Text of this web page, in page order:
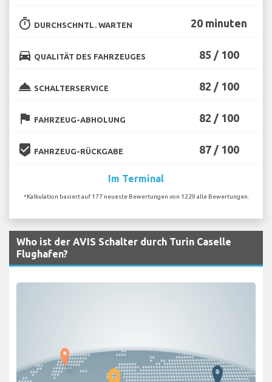
timer DURCHSCHNTL. WARTEN 20 minuten
directions_car QUALITÄT DES FAHRZEUGES 85 / 100
room_service SCHALTERSERVICE 82 / 100
flag FAHRZEUG-ABHOLUNG 82 / 100
beenhere FAHRZEUG-RÜCKGABE 87 / 100
Im Terminal
*Kalkulation basiert auf 177 neueste Bewertungen von 1229 alle Bewertungen.
Who ist der AVIS Schalter durch Turin Caselle
Flughafen?